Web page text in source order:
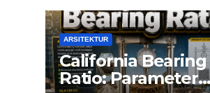
ARSITEKTUR
California Bearing
Ratio: Parameter